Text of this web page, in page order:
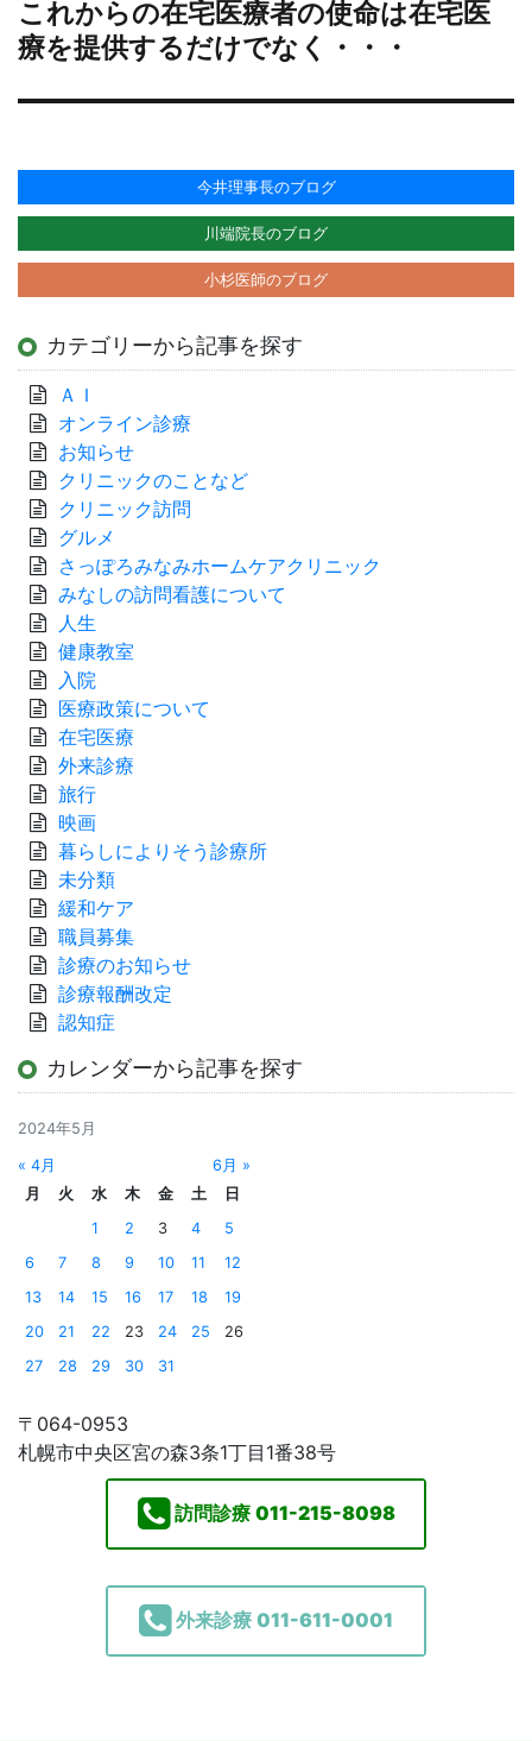
次
の
投
稿:
これからの在宅医療者の使命は在宅医
療を提供するだけでなく・・・
今井理事長のブログ
川端院長のブログ
小杉医師のブログ
カテゴリーから記事を探す
ＡＩ
オンライン診療
お知らせ
クリニックのことなど
クリニック訪問
グルメ
さっぽろみなみホームケアクリニック
みなしの訪問看護について
人生
健康教室
入院
医療政策について
在宅医療
外来診療
旅行
映画
暮らしによりそう診療所
未分類
緩和ケア
職員募集
診療のお知らせ
診療報酬改定
認知症
カレンダーから記事を探す
2024年5月
« 4月
6月 »
月
火 水 木 金 土
日
1
2 3 4
5
6
7 8 9 10 11
12
13
14 15 16 17 18
19
20
21 22 23 24 25
26
27
28 29 30 31
〒064-0953
札幌市中央区宮の森3条1丁目1番38号
訪問診療 011-215-8098
外来診療 011-611-0001